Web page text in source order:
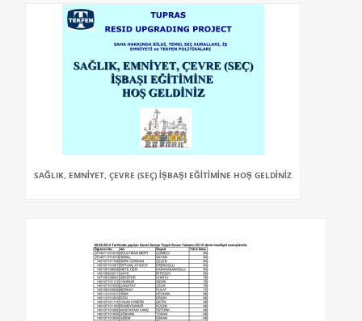
SAĞLIK, EMNİYET, ÇEVRE (SEÇ) İŞBAŞI EĞİTİMİNE HOŞ GELDİNİZ